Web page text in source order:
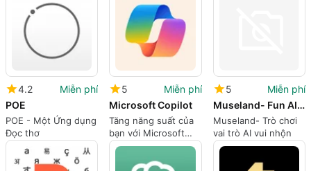
4.2
Miễn phí
POE
POE - Một Ứng dụng
Đọc thơ
5
Miễn phí
Microsoft Copilot
Tăng năng suất của
bạn với Microsoft
Copilot
5
Miễn phí
Museland- Fun AI Roleplay
Museland- Trò chơi
vai trò AI vui nhộn